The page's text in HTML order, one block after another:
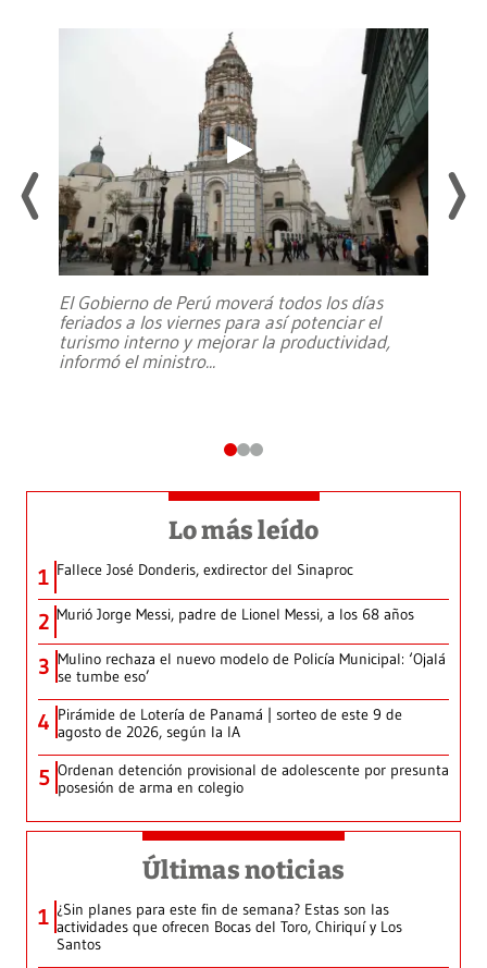
El Gobierno de Perú moverá todos los días
feriados a los viernes para así potenciar el
turismo interno y mejorar la productividad,
informó el ministro...
Lo más leído
1 Fallece José Donderis, exdirector del Sinaproc
2 Murió Jorge Messi, padre de Lionel Messi, a los 68 años
3 Mulino rechaza el nuevo modelo de Policía Municipal: ‘Ojalá
se tumbe eso’
4 Pirámide de Lotería de Panamá | sorteo de este 9 de
agosto de 2026, según la IA
5 Ordenan detención provisional de adolescente por presunta
posesión de arma en colegio
Últimas noticias
1 ¿Sin planes para este fin de semana? Estas son las
actividades que ofrecen Bocas del Toro, Chiriquí y Los
Santos